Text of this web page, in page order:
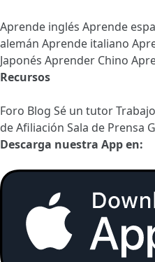
Aprende inglés Aprende
alemán Aprende italiano
Japonés Aprender Chino
Recursos
Foro Blog Sé un tutor
de Afiliación Sala de Prensa
Descarga nuestra App en: